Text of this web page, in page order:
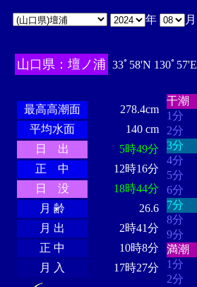
年 月
山口県：壇ノ浦 33ﾟ58'N 130ﾟ57'E
最高高潮面
278.4cm
平均水面
140 cm
日 出
5時49分
正 中
12時16分
日 没
18時44分
月 齢
26.6
月 出
2時41分
正 中
10時8分
月 入
17時27分
干潮
1分
2分
3分
4分
5分
6分
7分
8分
9分
満潮
1分
2分